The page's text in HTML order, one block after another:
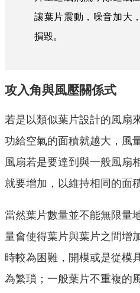
讓葉片震動，噪音加大
損毀。
攻入角與風壓關係式
若是以類似葉片設計的風扇
功給空氣的面積就越大，風
風扇若是要達到與一般風扇
就要增加，以維持相同的面積
當然葉片數量並不能無限量
量會使得葉片與葉片之間增
時較為困難，開模或是從模
為繁瑣；一般葉片不重複的